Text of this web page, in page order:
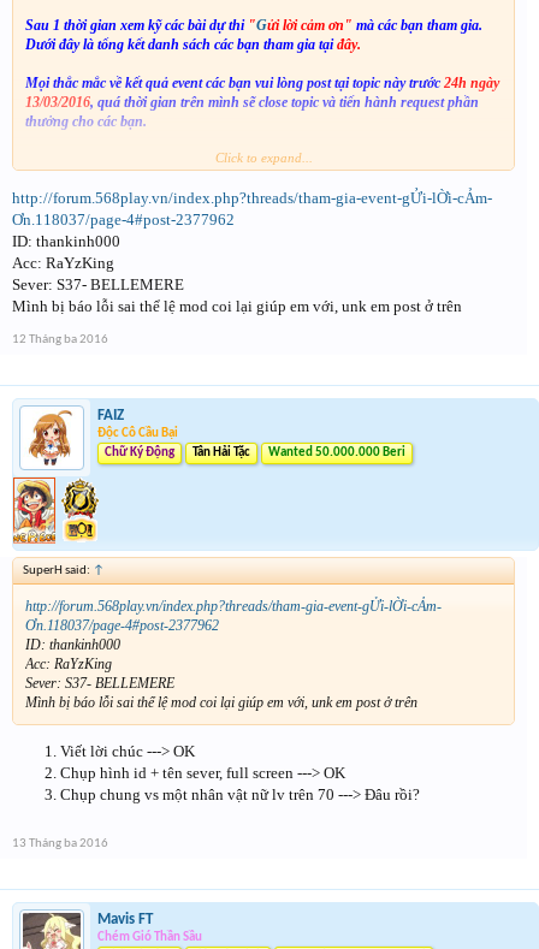
Sau 1 thời gian xem kỹ các bài dự thi "Gửi lời cảm ơn " mà các bạn tham gia.
Dưới đây là tổng kết danh sách các bạn tham gia tạiđây.
Mọi thắc mắc về kết quả event các bạn vui lòng post tại topic này trước 24h ngày
13/03/2016, quá thời gian trên mình sẽ close topic và tiến hành request phần
thưởng cho các bạn.
Một số lưu ý trước khi thắc mắc :
- File kết quả gồm cảdanh sách trúng giải, danh sách các bạn tham gia và bị
loại, các bạn xem cột tình trạng thể lệ để biết mình được giải hay bị loại nhé.
(Mẹo :dùng tổ hợp phím Ctrl + F sau đó gõ tên bạn
- Các bạn vui lòng kiểm tra kĩ
mắc, bên cạnh đó đọc kĩNội quy Event Box
Click to expand...
http://forum.568play.vn/index.php?threads/tham-gia-event-gỬi-lỜi-cẢm-
Ơn.118037/page-4#post-2377962
ID: thankinh000
Acc: RaYzKing
Sever: S37- BELLEMERE
Mình bị báo lỗi sai thể lệ mod coi lại giúp em với, unk em post ở trên
12 Tháng ba 2016
FAIZ
Độc Cô Cầu Bại
Chữ Ký Động
Tân Hải Tặc Wanted 50.000.000 Beri
SuperH said: ↑
http://forum.568play.vn/index.php?threads/tham-gia-event-gỬi-lỜi-cẢm-
Ơn.118037/page-4#post-2377962
ID: thankinh000
Acc: RaYzKing
Sever: S37- BELLEMERE
Mình bị báo lỗi sai thể lệ mod coi lại giúp em với, unk em post ở trên
Viết lời chúc ---> OK
Chụp hình id + tên sever, full screen ---> OK
Chụp chung vs một nhân vật nữ lv trên 70 ---> Đâu rồi?
13 Tháng ba 2016
Mavis FT
Chém Gió Thần Sầu